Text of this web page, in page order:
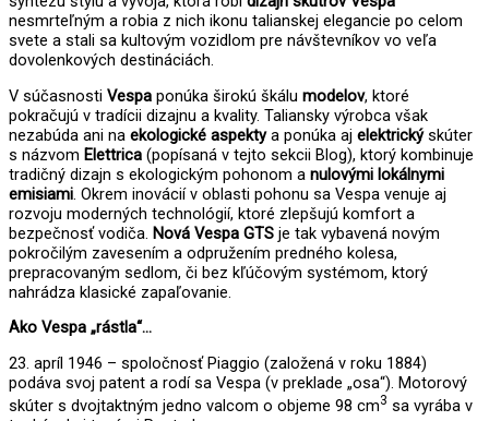
nesmrteľným a robia z nich ikonu talianskej elegancie po celom
svete a stali sa kultovým vozidlom pre návštevníkov vo veľa
dovolenkových destináciách.
V súčasnosti Vespa ponúka širokú škálu modelov, ktoré
pokračujú v tradícii dizajnu a kvality. Taliansky výrobca však
nezabúda ani na ekologické aspektya ponúka aj elektrickýskúter
s názvom Elettrica (popísaná v tejto sekcii Blog), ktorý kombinuje
tradičný dizajn s ekologickým pohonom a nulovými lokálnymi
emisiami. Okrem inovácií v oblasti pohonu sa Vespa venuje aj
rozvoju moderných technológií, ktoré zlepšujú komfort a
bezpečnosť vodiča. Nová Vespa GTS je tak vybavená novým
pokročilým zavesením a odpružením predného kolesa,
prepracovaným sedlom, či bez kľúčovým systémom, ktorý
nahrádza klasické zapaľovanie.
Ako Vespa „rástla“…
23. apríl 1946 – spoločnosť Piaggio (založená v roku 1884)
podáva svoj patent a rodí sa Vespa (v preklade „osa“). Motorový
skúter s dvojtaktným jedno valcom o objeme 98 cm3 sa vyrába v